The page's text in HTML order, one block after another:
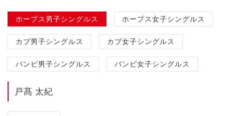
ホープス男子シングルス ホープス女子シングルス
カブ男子シングルス カブ女子シングルス
バンビ男子シングルス バンビ女子シングルス
戸髙 太紀